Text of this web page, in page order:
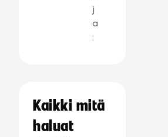
j
a
:
Kaikki mitä
haluat